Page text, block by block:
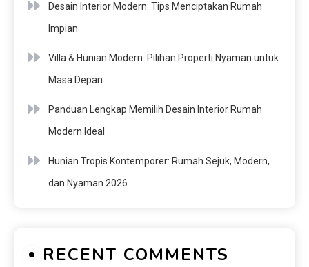
Desain Interior Modern: Tips Menciptakan Rumah
Impian
Villa & Hunian Modern: Pilihan Properti Nyaman untuk
Masa Depan
Panduan Lengkap Memilih Desain Interior Rumah
Modern Ideal
Hunian Tropis Kontemporer: Rumah Sejuk, Modern,
dan Nyaman 2026
RECENT COMMENTS